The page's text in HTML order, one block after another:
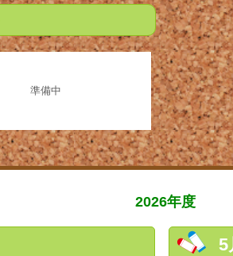
準備中
2026年度
5